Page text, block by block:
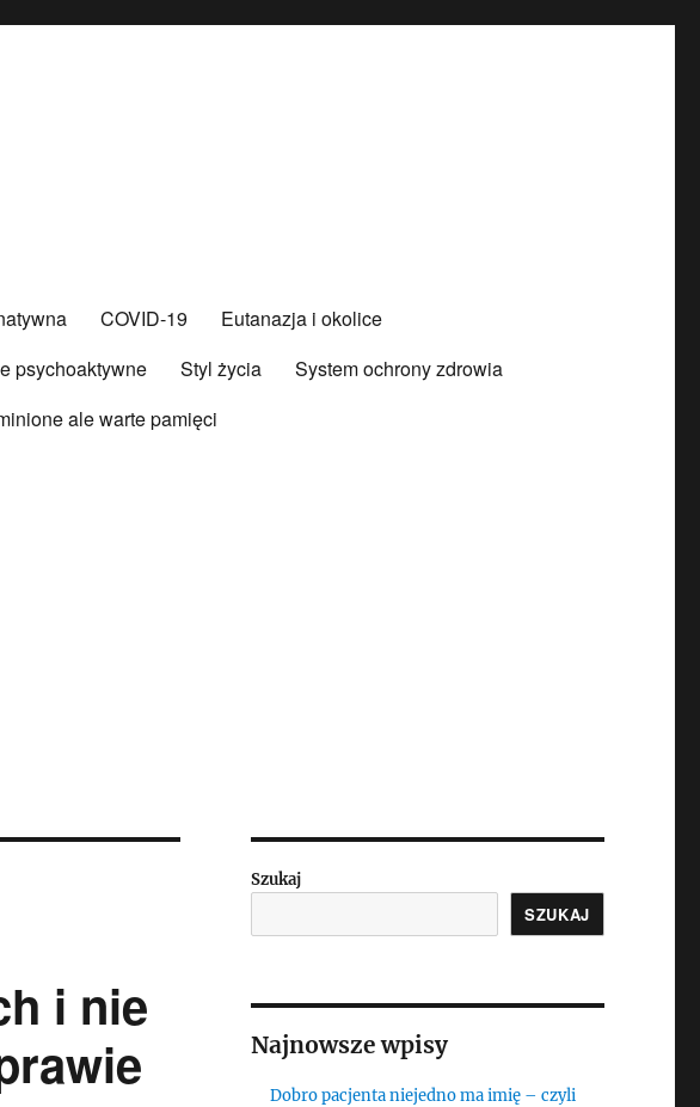
COVID-19
Eutanazja i okolice
psychoaktywne Styl życia
System ochrony zdrowia
ale warte pamięci
i nie
Szukaj
SZUKAJ
Najnowsze wpisy
Dobro pacjenta niejedno ma imię – czyli